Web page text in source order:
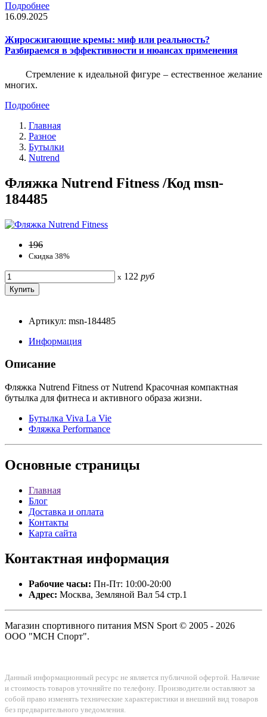
Подробнее
16.09.2025
Жиросжигающие кремы: миф или реальность?
Разбираемся в эффективности и нюансах применения
Стремление к идеальной фигуре – естественное желание
многих.
Подробнее
Главная
Разное
Бутылки
Nutrend
Фляжка Nutrend Fitness /Код msn-
184485
196
Скидка 38%
x 122 руб
Артикул: msn-184485
Информация
Описание
Фляжка Nutrend Fitness от Nutrend Красочная компактная
бутылка для фитнеса и активного образа жизни.
Бутылка Viva La Vie
Фляжка Performance
Основные страницы
Главная
Блог
Доставка и оплата
Контакты
Карта сайта
Контактная информация
Рабочие часы: Пн-Пт: 10:00-20:00
Адрес: Москва, Земляной Вал 54 стр.1
Магазин спортивного питания MSN Sport © 2005 - 2026
ООО "МСН Спорт".
Данный информационный ресурс не является публичной офертой. Наличие
и стоимость товаров уточняйте по телефону. Производители оставляют за
собой право изменять технические характеристики и внешний вид товаров
без предварительного уведомления.